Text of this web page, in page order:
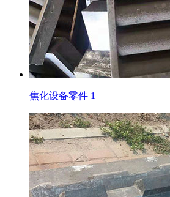
焦化设备零件 1